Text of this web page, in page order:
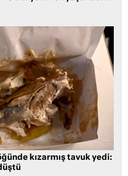
kızarmış tavuk yedi: